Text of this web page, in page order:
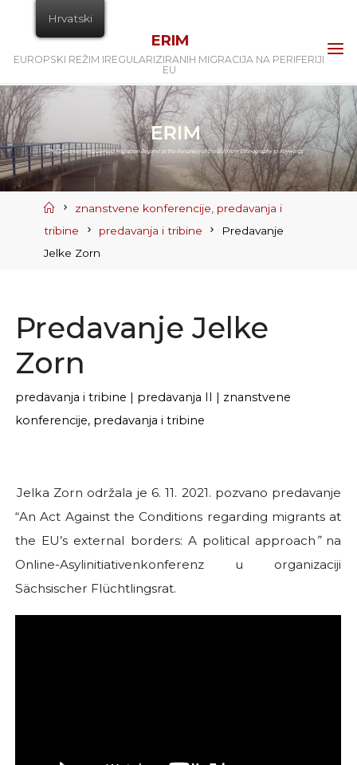
content
ERIM
EUROPSKI REŽIM IREGULARIZIRANIH MIGRACIJA NA PERIFERIJI
EU
Home
znanstvene konferencije, predavanja i
tribine
predavanja i tribine
Predavanje
Jelke Zorn
Predavanje Jelke
Zorn
predavanja i tribine | predavanja II | znanstvene
konferencije, predavanja i tribine
Jelka Zorn održala je 6. 11. 2021. pozvano predavanje
“An Act Against the Conditions regarding migrants at
the EU’s external borders: A political approach ” na
Online-Asylinitiativenkonferenz u organizaciji
Sächsischer Flüchtlingsrat.
Hrvatski